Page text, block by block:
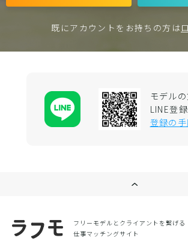
既にアカウントをお持ちの方は
モデル
LINE登
登録の
フリーモデルとクライアントを繋げる
仕事マッチングサイト